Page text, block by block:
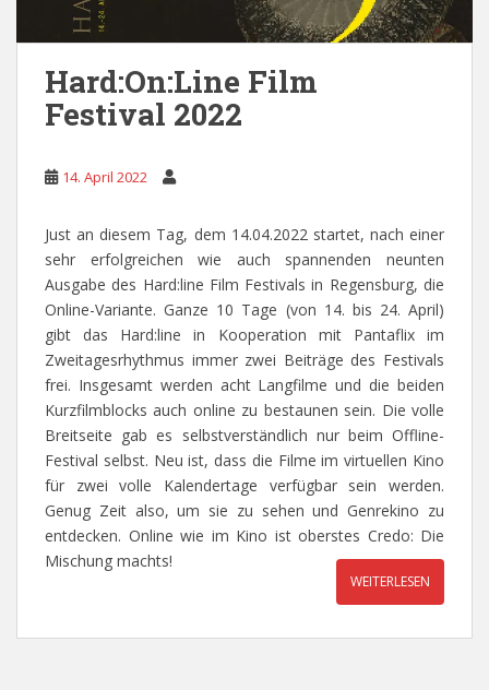
Hard:On:Line Film
Festival 2022
14. April 2022
Just an diesem Tag, dem 14.04.2022 startet, nach einer
sehr erfolgreichen wie auch spannenden neunten
Ausgabe des Hard:line Film Festivals in Regensburg, die
Online-Variante. Ganze 10 Tage (von 14. bis 24. April)
gibt das Hard:line in Kooperation mit Pantaflix im
Zweitagesrhythmus immer zwei Beiträge des Festivals
frei. Insgesamt werden acht Langfilme und die beiden
Kurzfilmblocks auch online zu bestaunen sein. Die volle
Breitseite gab es selbstverständlich nur beim Offline-
Festival selbst. Neu ist, dass die Filme im virtuellen Kino
für zwei volle Kalendertage verfügbar sein werden.
Genug Zeit also, um sie zu sehen und Genrekino zu
entdecken. Online wie im Kino ist oberstes Credo: Die
Mischung machts!
WEITERLESEN